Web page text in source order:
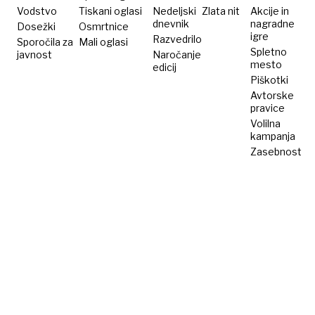
Vodstvo
Dosežki
Sporočila za
javnost
Tiskani oglasi
Osmrtnice
Mali oglasi
Nedeljski
dnevnik
Razvedrilo
Naročanje
edicij
Zlata nit
Akcije in
nagradne
igre
Spletno
mesto
Piškotki
Avtorske
pravice
Volilna
kampanja
Zasebnost